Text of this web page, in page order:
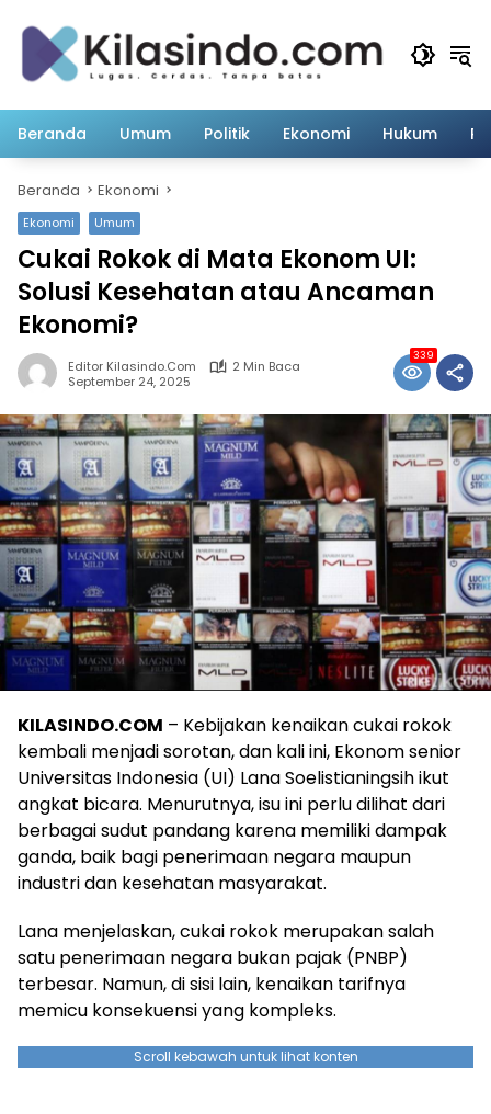
Beranda Umum Politik Ekonomi Hukum
Beranda Ekonomi
Ekonomi Umum
Cukai Rokok di Mata Ekonom UI:
Solusi Kesehatan atau Ancaman
Ekonomi?
Editor Kilasindo.com
2 Min Baca
September 24, 2025
339
KILASINDO.COM – Kebijakan kenaikan cukai rokok
kembali menjadi sorotan, dan kali ini, Ekonom senior
Universitas Indonesia (UI) Lana Soelistianingsih ikut
angkat bicara. Menurutnya, isu ini perlu dilihat dari
berbagai sudut pandang karena memiliki dampak
ganda, baik bagi penerimaan negara maupun
industri dan kesehatan masyarakat.
Lana menjelaskan, cukai rokok merupakan salah
satu penerimaan negara bukan pajak (PNBP)
terbesar. Namun, di sisi lain, kenaikan tarifnya
memicu konsekuensi yang kompleks.
Scroll kebawah untuk lihat konten